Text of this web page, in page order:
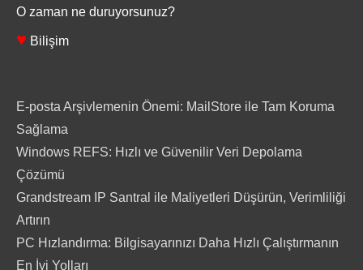
O zaman ne duruyorsunuz?
♥ Bilişim
E-posta Arşivlemenin Önemi: MailStore ile Tam Koruma
Sağlama
Windows REFS: Hızlı ve Güvenilir Veri Depolama
Çözümü
Grandstream IP Santral ile Maliyetleri Düşürün, Verimliliği
Artırın
PC Hızlandırma: Bilgisayarınızı Daha Hızlı Çalıştırmanın
En İyi Yolları